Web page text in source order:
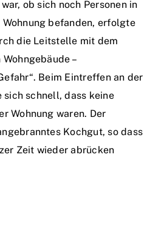
ob sich noch Personen in
befanden, erfolgte
die Leitstelle mit dem
–
Beim Eintreffen an der
schnell, dass keine
Wohnung waren. Der
Kochgut, so dass
Zeit wieder abrücken